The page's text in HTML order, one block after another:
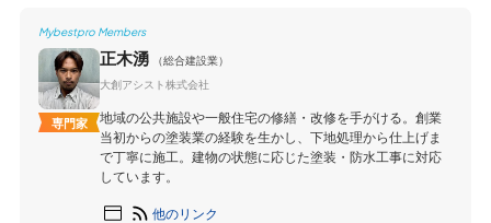
Mybestpro Members
専門家
正木湧
（総合建設業）
大創アシスト株式会社
地域の公共施設や一般住宅の修繕・改修を手がける。創業
当初からの塗装業の経験を生かし、下地処理から仕上げま
で丁寧に施工。建物の状態に応じた塗装・防水工事に対応
しています。
他のリンク